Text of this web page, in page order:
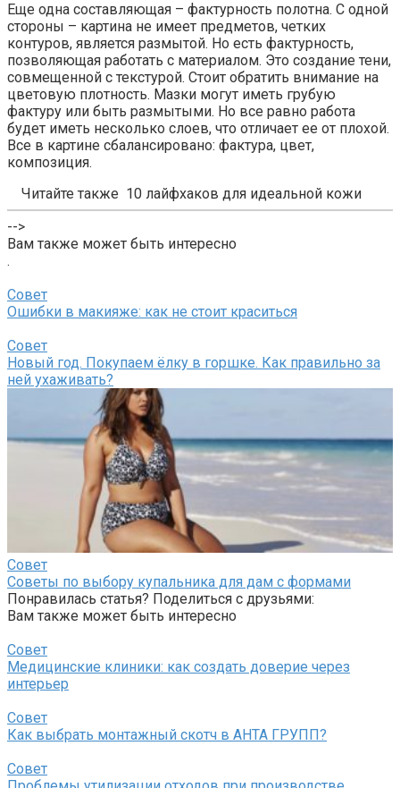
Еще одна составляющая – фактурность полотна. С одной
стороны – картина не имеет предметов, четких
контуров, является размытой. Но есть фактурность,
позволяющая работать с материалом. Это создание тени,
совмещенной с текстурой. Стоит обратить внимание на
цветовую плотность. Мазки могут иметь грубую
фактуру или быть размытыми. Но все равно работа
будет иметь несколько слоев, что отличает ее от плохой.
Все в картине сбалансировано: фактура, цвет,
композиция.
Читайте также 10 лайфхаков для идеальной кожи
-->
Вам также может быть интересно
.
Совет
Ошибки в макияже: как не стоит краситься
Совет
Новый год. Покупаем ёлку в горшке. Как правильно за
ней ухаживать?
Совет
Советы по выбору купальника для дам с формами
Понравилась статья? Поделиться с друзьями:
Вам также может быть интересно
Совет
Медицинские клиники: как создать доверие через
интерьер
Совет
Как выбрать монтажный скотч в АНТА ГРУПП?
Совет